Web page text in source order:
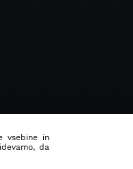
vsebine in
da